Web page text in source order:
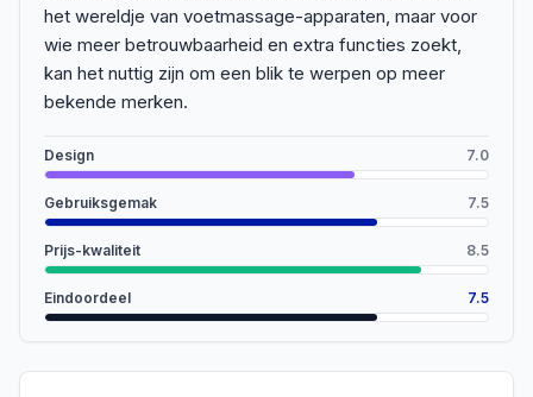
het wereldje van voetmassage-apparaten, maar voor
wie meer betrouwbaarheid en extra functies zoekt,
kan het nuttig zijn om een blik te werpen op meer
bekende merken.
Design 7.0
Gebruiksgemak 7.5
Prijs-kwaliteit 8.5
Eindoordeel 7.5